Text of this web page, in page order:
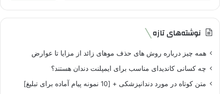
نوشته‌های تازه
همه چیز درباره روش های حذف موهای زائد از مزایا تا عوارض
چه کسانی کاندیدای مناسب برای ایمپلنت دندان هستند؟
متن کوتاه در مورد دندانپزشکی + [10 نمونه پیام آماده برای تبلیغ]